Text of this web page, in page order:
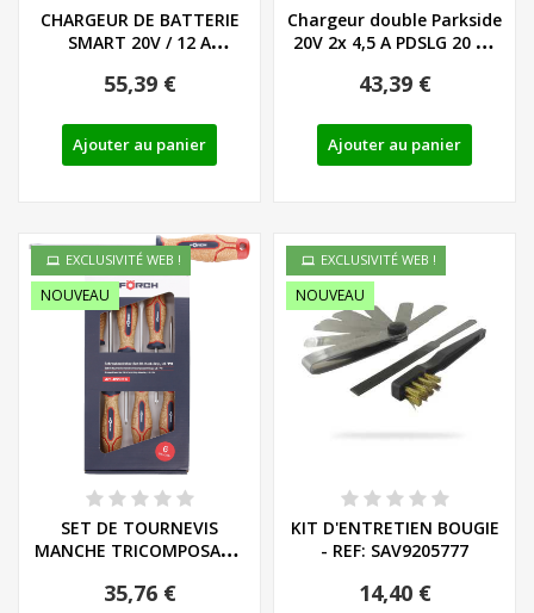
CHARGEUR DE BATTERIE
SMART 20V / 12 A
55,39 €
Ajouter au panier
Chargeur double Parkside
20V 2x 4,5 A PDSLG 20 B1
43,39 €
Ajouter au panier
EXCLUSIVITÉ WEB !
NOUVEAU
SET DE TOURNEVIS
MANCHE TRICOMPOSANT
35,76 €
EXCLUSIVITÉ WEB !
NOUVEAU
KIT D'ENTRETIEN BOUGIE
- REF: SAV9205777
14,40 €